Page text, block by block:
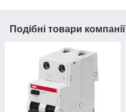
Подібні товари компанії